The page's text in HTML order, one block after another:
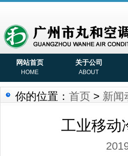
网站首页
HOME
关于公司
ABOUT
你的位置： 首页 > 新闻
工业移动